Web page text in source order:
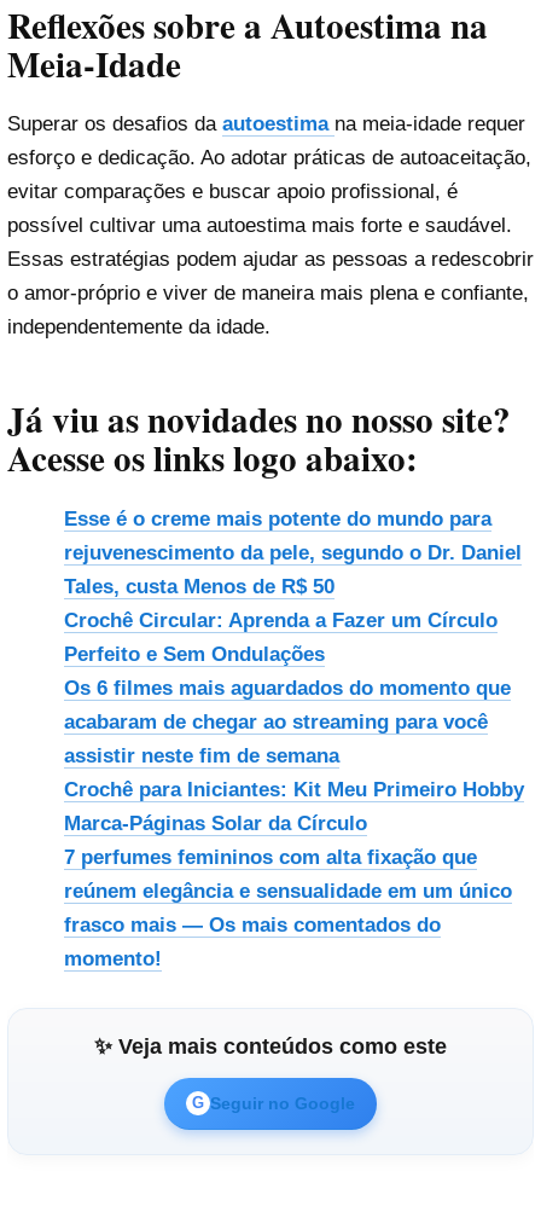
Reflexões sobre a Autoestima na
Meia-Idade
Superar os desafios da autoestima na meia-idade requer
esforço e dedicação. Ao adotar práticas de autoaceitação,
evitar comparações e buscar apoio profissional, é
possível cultivar uma autoestima mais forte e saudável.
Essas estratégias podem ajudar as pessoas a redescobrir
o amor-próprio e viver de maneira mais plena e confiante,
independentemente da idade.
Já viu as novidades no nosso site?
Acesse os links logo abaixo:
Esse é o creme mais potente do mundo para
rejuvenescimento da pele, segundo o Dr. Daniel
Tales, custa Menos de R$ 50
Crochê Circular: Aprenda a Fazer um Círculo
Perfeito e Sem Ondulações
Os 6 filmes mais aguardados do momento que
acabaram de chegar ao streaming para você
assistir neste fim de semana
Crochê para Iniciantes: Kit Meu Primeiro Hobby
Marca-Páginas Solar da Círculo
7 perfumes femininos com alta fixação que
reúnem elegância e sensualidade em um único
frasco mais — Os mais comentados do
momento!
✨ Veja mais conteúdos como este
G Seguir no Google